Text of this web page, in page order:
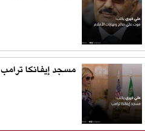
مسجد إيفانكا ترامب